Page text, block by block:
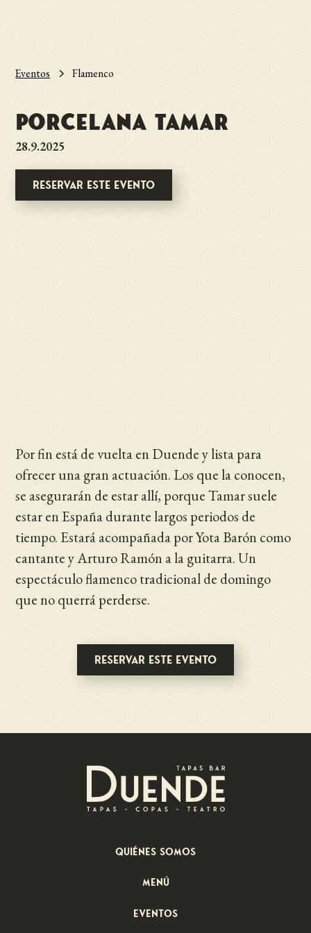
Eventos Flamenco
Porcelana Tamar
28.9.2025
Reservar este evento
Por fin está de vuelta en Duende y lista para
ofrecer una gran actuación. Los que la conocen,
se asegurarán de estar allí, porque Tamar suele
estar en España durante largos periodos de
tiempo. Estará acompañada por Yota Barón como
cantante y Arturo Ramón a la guitarra. Un
espectáculo flamenco tradicional de domingo
que no querrá perderse.
Reservar este evento
Quiénes somos
menú
Eventos